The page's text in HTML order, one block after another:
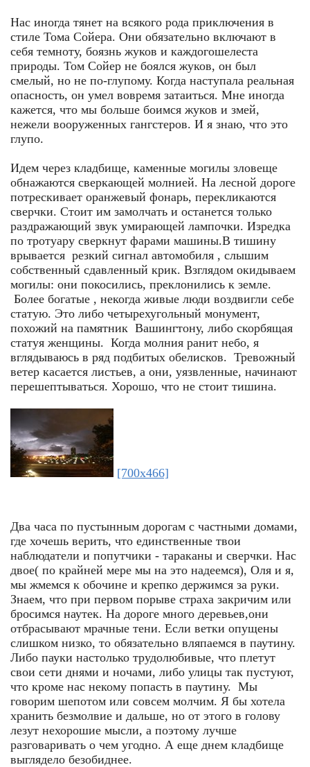
Нас иногда тянет на всякого рода приключения в
стиле Тома Сойера. Они обязательно включают в
себя темноту, боязнь жуков и каждогошелеста
природы. Том Сойер не боялся жуков, он был
смелый, но не по-глупому. Когда наступала реальная
опасность, он умел вовремя затаиться. Мне иногда
кажется, что мы больше боимся жуков и змей,
нежели вооруженных гангстеров. И я знаю, что это
глупо.
Идем через кладбище, каменные могилы зловеще
обнажаются сверкающей молнией. На лесной дороге
потрескивает оранжевый фонарь, перекликаются
сверчки. Стоит им замолчать и останется только
раздражающий звук умирающей лампочки. Изредка
по тротуару сверкнут фарами машины.В тишину
врывается резкий сигнал автомобиля , слышим
собственный сдавленный крик. Взглядом окидываем
могилы: они покосились, преклонились к земле.
Более богатые , некогда живые люди воздвигли себе
статую. Это либо четырехугольный монумент,
похожий на памятник Вашингтону, либо скорбящая
статуя женщины. Когда молния ранит небо, я
вглядываюсь в ряд подбитых обелисков. Тревожный
ветер касается листьев, а они, уязвленные, начинают
перешептываться. Хорошо, что не стоит тишина.
[700x466]
Два часа по пустынным дорогам с частными домами,
где хочешь верить, что единственные твои
наблюдатели и попутчики - тараканы и сверчки. Нас
двое( по крайней мере мы на это надеемся), Оля и я,
мы жмемся к обочине и крепко держимся за руки.
Знаем, что при первом порыве страха закричим или
бросимся наутек. На дороге много деревьев,они
отбрасывают мрачные тени. Если ветки опущены
слишком низко, то обязательно вляпаемся в паутину.
Либо пауки настолько трудолюбивые, что плетут
свои сети днями и ночами, либо улицы так пустуют,
что кроме нас некому попасть в паутину. Мы
говорим шепотом или совсем молчим. Я бы хотела
хранить безмолвие и дальше, но от этого в голову
лезут нехорошие мысли, а поэтому лучше
разговаривать о чем угодно. А еще днем кладбище
выглядело безобиднее.